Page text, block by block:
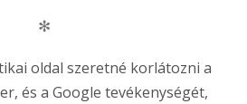
✻
oldal szeretné korlátozni a
és a Google tevékenységét,